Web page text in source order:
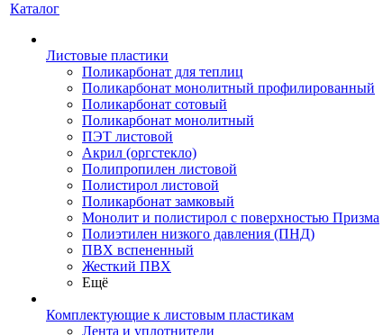
Каталог
Листовые пластики
Поликарбонат для теплиц
Поликарбонат монолитный профилированный
Поликарбонат сотовый
Поликарбонат монолитный
ПЭТ листовой
Акрил (оргстекло)
Полипропилен листовой
Полистирол листовой
Поликарбонат замковый
Монолит и полистирол с поверхностью Призма
Полиэтилен низкого давления (ПНД)
ПВХ вспененный
Жесткий ПВХ
Ещё
Комплектующие к листовым пластикам
Лента и уплотнители